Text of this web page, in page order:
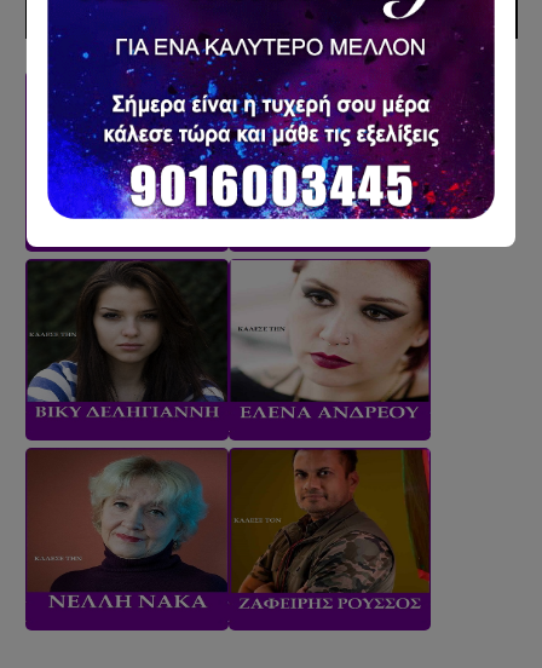
ΣΥΝΕΡΓΑΤΕΣ